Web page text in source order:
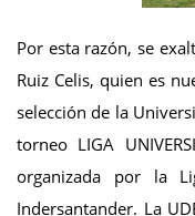
Por esta razón, se
Ruiz Celis, quien es
selección de la
torneo LIGA
organizada por la
Indersantander. La